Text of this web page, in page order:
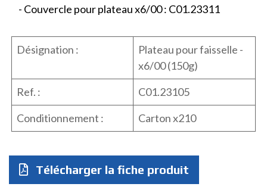
- Couvercle pour plateau x6/00 : C01.23311
Désignation :
Plateau pour faisselle -
x6/00 (150g)
Ref. :
C01.23105
Conditionnement :
Carton x210
Télécharger la fiche produit